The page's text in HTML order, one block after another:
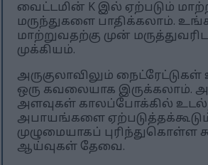
வைட்டமின் K இல் ஏற்படும்
மருந்துகளை பாதிக்கலாம்.
மாற்றுவதற்கு முன்
முக்கியம்.
அருகுலாவிலும்
ஒரு கவலையாக இருக்கலாம்.
அளவுகள் காலப்போக்கில்
அபாயங்களை
முழுமையாகப் புரிந்துகொள்ள
ஆய்வுகள் தேவை.